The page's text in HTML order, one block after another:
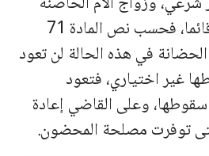
بغير ذي محرم زواجا قائما، فحسب نص المادة 71
في هذه الحالة لن تعود
غير اختياري، فتعود
وعلى القاضي إعادة
توفرت مصلحة المحضون.